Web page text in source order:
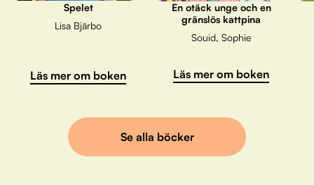
Spelet
Lisa Bjärbo
Läs mer om boken
En otäck unge och en
gränslös kattpina
Souid, Sophie
Läs mer om boken
Se alla böcker